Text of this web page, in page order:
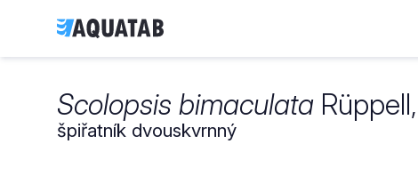
Scolopsis bimaculata
špiřatník dvouskvrnný